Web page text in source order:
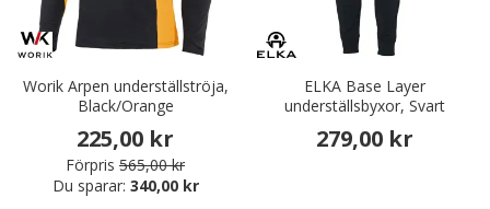
Worik Arpen underställströja,
Black/Orange
225,00 kr
Förpris 565,00 kr
Du sparar: 340,00 kr
ELKA Base Layer
underställsbyxor, Svart
279,00 kr